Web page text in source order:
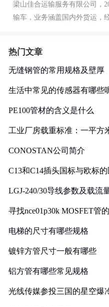
梁山佳合运输服务有限公司，
输车，业务涵盖国内外货运，
热门文章
无缝钢管的常用规格及壁厚
生活中常见的传感器有哪些
PE100管材的含义是什么
工业厂房载重标准：一平方
CONOSTAN公司简介
C13和C14插头国标与欧标
LGJ-240/30导线参数及载流
寻找nce01p30k MOSFET管
电梯的尺寸有哪些规格
镀锌方管尺寸一般有哪些
铝方管有哪些常见规格
光线传媒参投三国的星空爆